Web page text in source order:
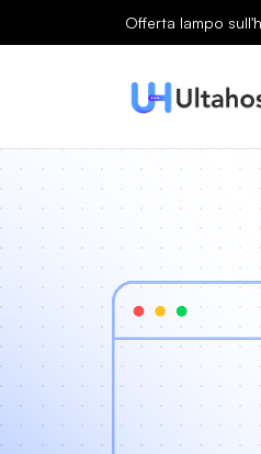
Offerta lampo